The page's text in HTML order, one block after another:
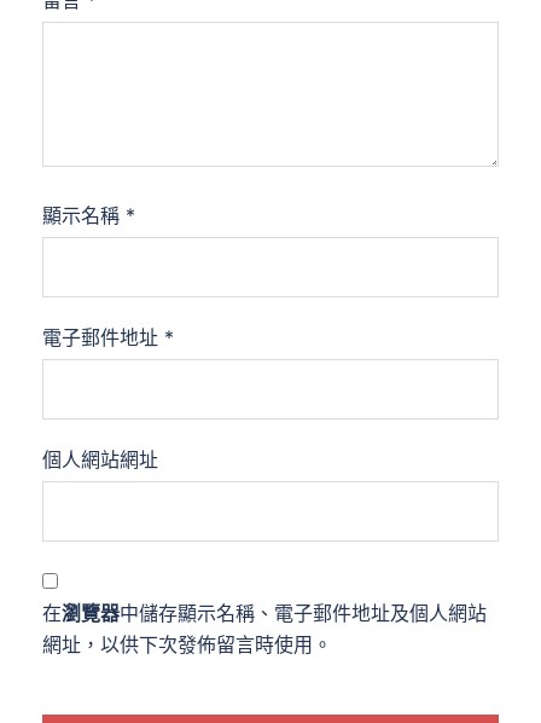
顯示名稱 *
電子郵件地址 *
個人網站網址
在瀏覽器中儲存顯示名稱、電子郵件地址及個人網站
網址，以供下次發佈留言時使用。